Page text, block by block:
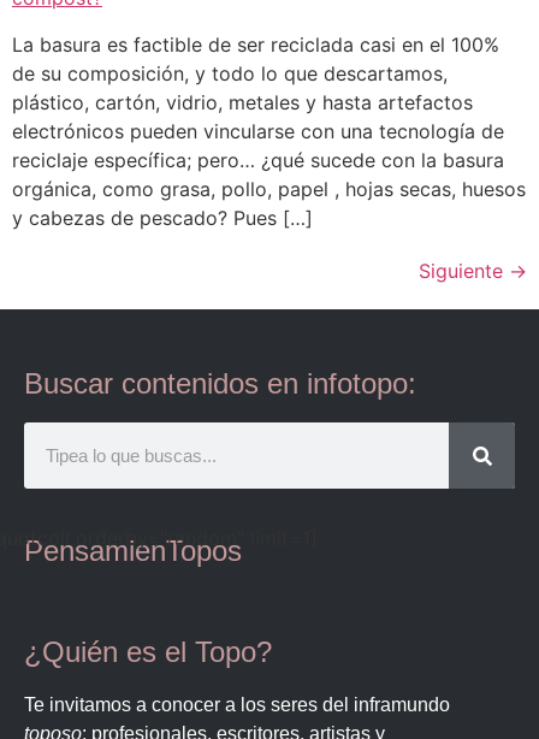
La basura es factible de ser reciclada casi en el 100%
de su composición, y todo lo que descartamos,
plástico, cartón, vidrio, metales y hasta artefactos
electrónicos pueden vincularse con una tecnología de
reciclaje específica; pero… ¿qué sucede con la basura
orgánica, como grasa, pollo, papel , hojas secas, huesos
y cabezas de pescado? Pues […]
Siguiente →
Buscar contenidos en infotopo:
PensamienTopos
orderby="random" limit=1]
¿Quién es el Topo?
Te invitamos a conocer a los seres del inframundo
toposo: profesionales, escritores, artistas y